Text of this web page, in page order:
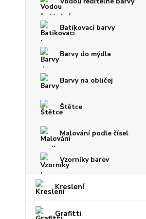
Batikovací barvy
Barvy do mýdla
Barvy na obličej
Štětce
Malování podle čísel
Vzorníky barev
Kreslení
Grafitti